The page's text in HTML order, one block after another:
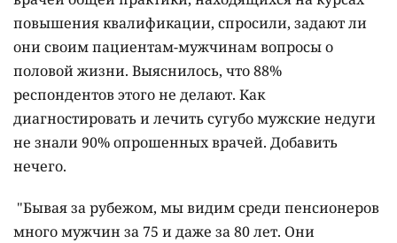
повышения квалификации, спросили, задают ли
они своим пациентам-мужчинам вопросы о
половой жизни. Выяснилось, что 88%
респондентов этого не делают. Как
диагностировать и лечить сугубо мужские недуги
не знали 90% опрошенных врачей. Добавить
нечего.
"Бывая за рубежом, мы видим среди пенсионеров
много мужчин за 75 и даже за 80 лет. Они